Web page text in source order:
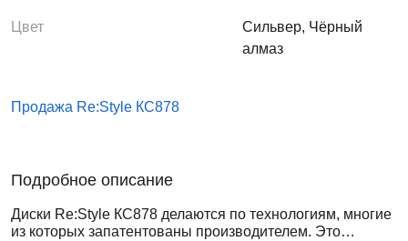
Цвет
Сильвер, Чёрный
алмаз
Продажа Re:Style КС878
Подробное описание
Диски Re:Style КС878 делаются по технологиям, многие
из которых запатентованы производителем. Это